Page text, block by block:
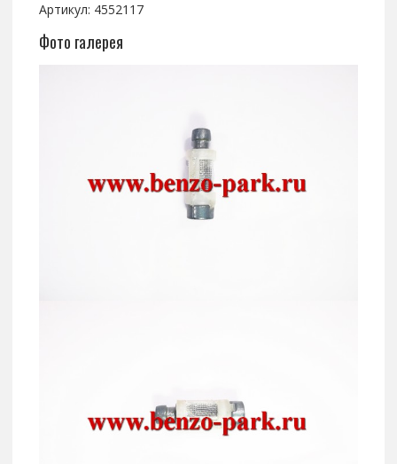
Артикул: 4552117
Фото галерея